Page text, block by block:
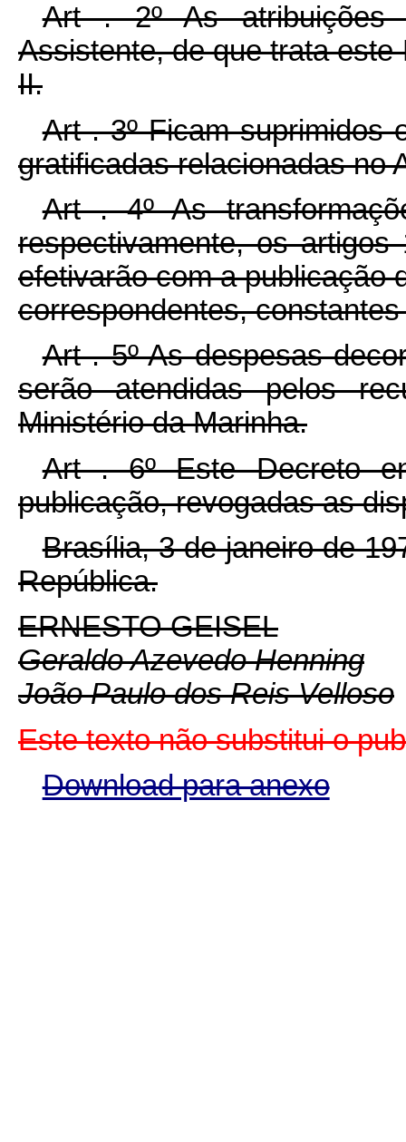
Art . 2º As atribuições
Assistente, de que trata
II.
Art . 3º Ficam suprimidos
gratificadas relacionadas no
Art . 4º As
respectivamente, os
efetivarão com a publicação
correspondentes,
Art . 5º As despesas
serão atendidas pelos
Ministério da Marinha.
Art . 6º Este Decreto
publicação, revogadas as
Brasília, 3 de janeiro de
República.
ERNESTO GEISEL
Geraldo Azevedo Henning
João Paulo dos Reis Velloso
Este texto não substitui o
Download para anexo